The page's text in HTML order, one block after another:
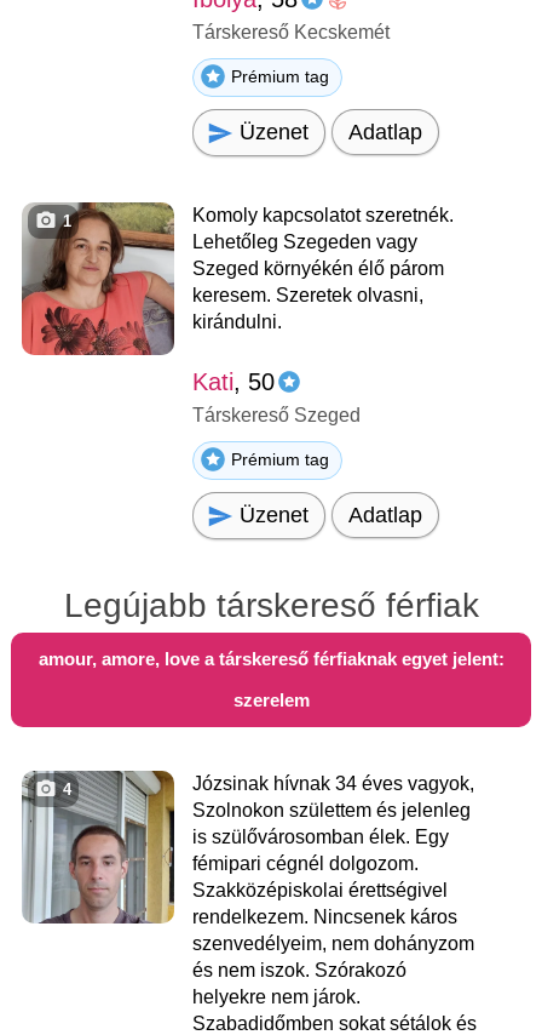
Társkereső Kecskemét
Prémium tag
Üzenet Adatlap
1
Komoly kapcsolatot szeretnék.
Lehetőleg Szegeden vagy
Szeged környékén élő párom
keresem. Szeretek olvasni,
kirándulni.
Kati, 50
Társkereső Szeged
Prémium tag
Üzenet Adatlap
Legújabb társkereső férfiak
amour, amore, love a társkereső férfiaknak egyet jelent:
szerelem
4
Józsinak hívnak 34 éves vagyok,
Szolnokon születtem és jelenleg
is szülővárosomban élek. Egy
fémipari cégnél dolgozom.
Szakközépiskolai érettségivel
rendelkezem. Nincsenek káros
szenvedélyeim, nem dohányzom
és nem iszok. Szórakozó
helyekre nem járok.
Szabadidőmben sokat sétálok és